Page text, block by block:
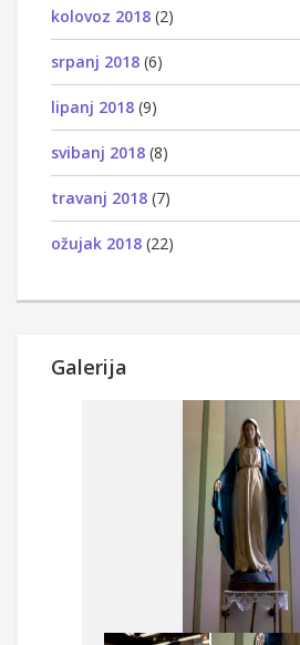
kolovoz 2018 (2)
srpanj 2018 (6)
lipanj 2018 (9)
svibanj 2018 (8)
travanj 2018 (7)
ožujak 2018 (22)
Galerija